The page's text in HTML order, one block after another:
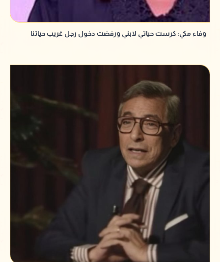
وفاء مكي: كرست حياتي لابني ورفضت دخول رجل غريب حياتنا